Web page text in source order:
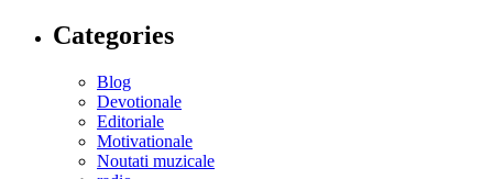
Categories
Blog
Devotionale
Editoriale
Motivationale
Noutati muzicale